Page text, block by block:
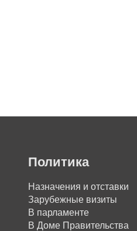
Политика
Назначения и отставки
Зарубежные визиты
В парламенте
В Доме Правительства